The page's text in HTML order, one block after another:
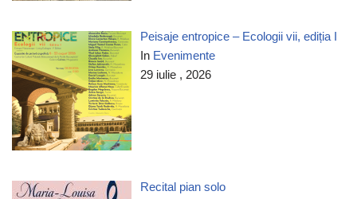
Peisaje entropice – Ecologii vii, ediția I
In Evenimente
29 iulie , 2026
Recital pian solo